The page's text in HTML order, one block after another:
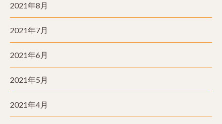
2021年8月
2021年7月
2021年6月
2021年5月
2021年4月